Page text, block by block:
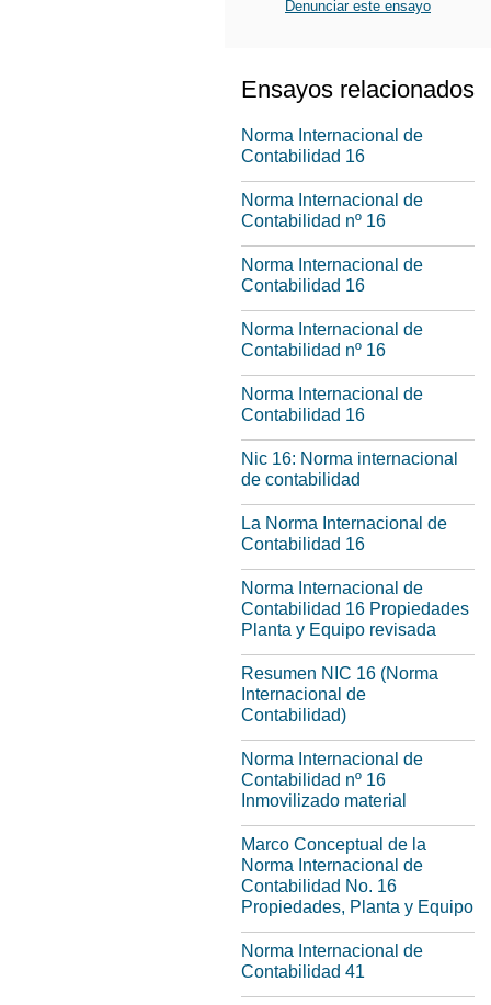
Denunciar este ensayo
Ensayos relacionados
Norma Internacional de
Contabilidad 16
Norma Internacional de
Contabilidad nº 16
Norma Internacional de
Contabilidad 16
Norma Internacional de
Contabilidad nº 16
Norma Internacional de
Contabilidad 16
Nic 16: Norma internacional
de contabilidad
La Norma Internacional de
Contabilidad 16
Norma Internacional de
Contabilidad 16 Propiedades
Planta y Equipo revisada
Resumen NIC 16 (Norma
Internacional de
Contabilidad)
Norma Internacional de
Contabilidad nº 16
Inmovilizado material
Marco Conceptual de la
Norma Internacional de
Contabilidad No. 16
Propiedades, Planta y Equipo
Norma Internacional de
Contabilidad 41